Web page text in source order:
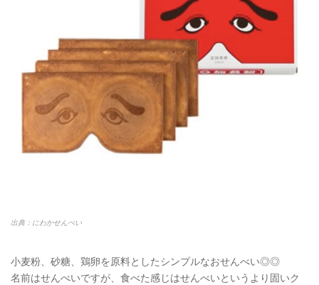
出典：にわかせんぺい
小麦粉、砂糖、鶏卵を原料としたシンプルなおせんべい◎◎
名前はせんべいですが、食べた感じはせんべいというより固いク